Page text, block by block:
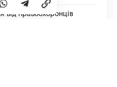
від правоохоронців